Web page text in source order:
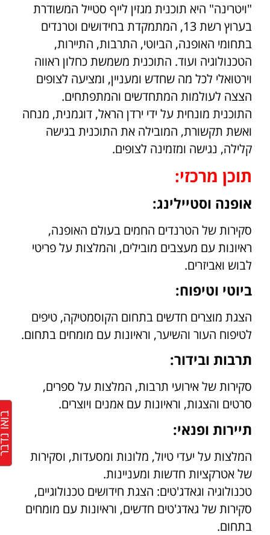
"ויטרינה" היא תוכנית מגזין לייף סטייל המשודרת
בערוץ רשת 13, המתמקדת בחידושים וטרנדים
בתחומי האופנה, הביוטי, התרבות, התיירות,
הטכנולוגיה ועוד. התוכנית משמשת כחלון ראווה
וירטואלי לכל מה שחדש ומעניין, ומציעה לצופים
הצצה לעולמות המתחדשים והמתפתחים.
התוכנית מונחית על ידי ירדן הראל, דוגמנית, מנחה
ואשת תקשורת, המובילה את התוכנית בגישה
קלילה, נגישה ומזמינה לצופים.
תוכן מרכזי:
אופנה וסטיילינג:
סקירות של הטרנדים החמים בעולם האופנה,
ראיונות עם מעצבים מובילים, והמלצות על פריטי
לבוש ואביזרים.
ביוטי וטיפוח:
הצגת מוצרים חדשים בתחום הקוסמטיקה, טיפים
לטיפוח העור והשיער, וראיונות עם מומחים בתחום.
תרבות ובידור:
סקירות של אירועי תרבות, המלצות על ספרים,
סרטים והצגות, וראיונות עם אמנים ויוצרים.
תיירות ופנאי:
המלצות על יעדי טיול, מלונות ומסעדות, וסקירות
של אטרקציות חדשות ומעניינות.
טכנולוגיה וגאדג'טים: הצגת חידושים טכנולוגיים,
סקירות של גאדג'טים חדשים, וראיונות עם מומחים
בתחום.